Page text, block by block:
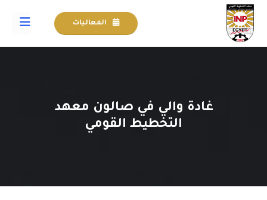
الفعاليات
غادة والي في صالون معهد
التخطيط القومي